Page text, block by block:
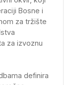
Bosne i
za tržište
za izvoznu
definira